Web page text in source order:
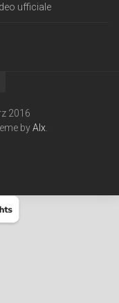
ufficiale
2016
byAlx